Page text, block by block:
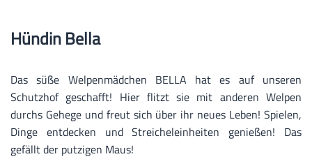
Hündin Bella
Das süße Welpenmädchen BELLA hat es auf unseren
Schutzhof geschafft! Hier flitzt sie mit anderen Welpen
durchs Gehege und freut sich über ihr neues Leben! Spielen,
Dinge entdecken und Streicheleinheiten genießen! Das
gefällt der putzigen Maus!